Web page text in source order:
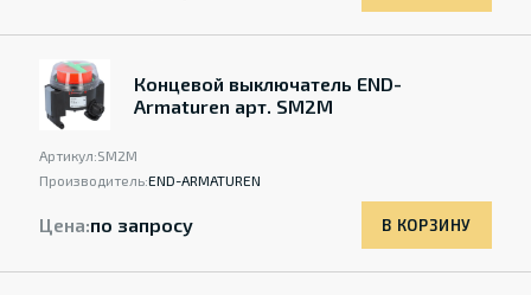
Концевой выключатель END-
Armaturen арт. SM2M
Артикул:SM2M
Производитель:END-ARMATUREN
Цена:по запросу В КОРЗИНУ